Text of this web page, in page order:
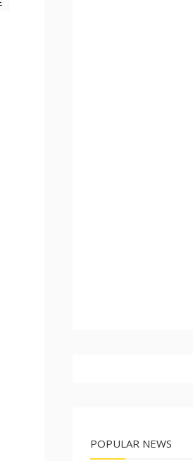
POPULAR NEWS